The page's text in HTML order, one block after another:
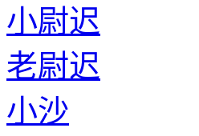
小尉迟
老尉迟
小沙